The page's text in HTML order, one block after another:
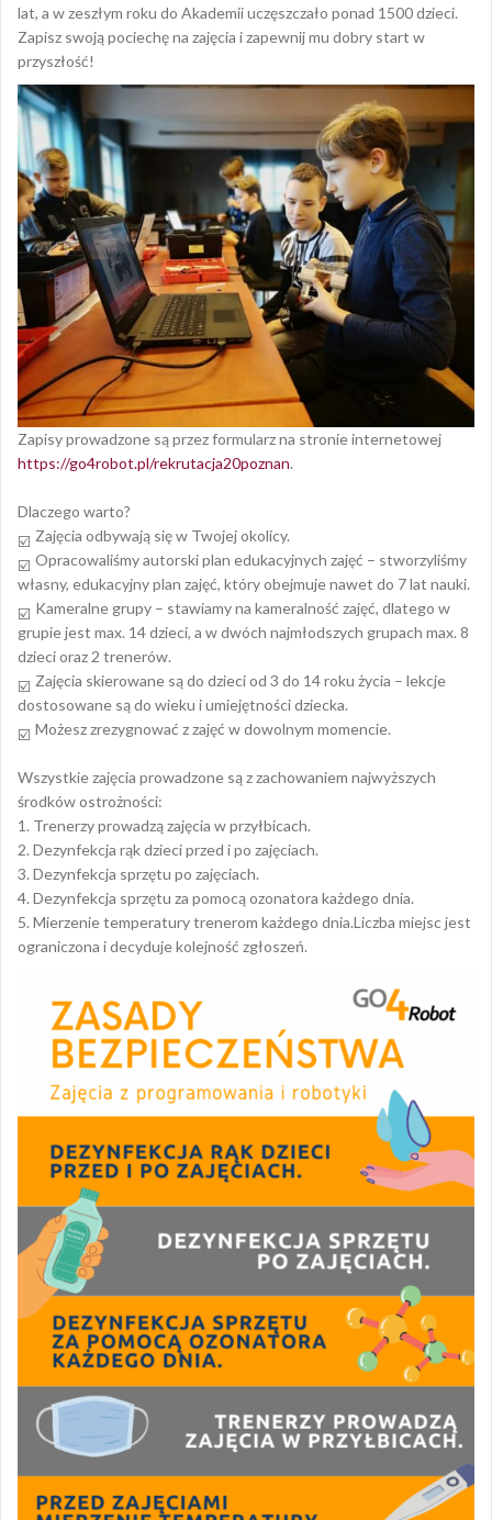
lat, a w zeszłym roku do Akademii uczęszczało ponad 1500 dzieci.
Zapisz swoją pociechę na zajęcia i zapewnij mu dobry start w
przyszłość!
Zapisy prowadzone są przez formularz na stronie internetowej
https://go4robot.pl/rekrutacja20poznan.
Dlaczego warto?
Zajęcia odbywają się w Twojej okolicy.
Opracowaliśmy autorski plan edukacyjnych zajęć – stworzyliśmy
własny, edukacyjny plan zajęć, który obejmuje nawet do 7 lat nauki.
Kameralne grupy – stawiamy na kameralność zajęć, dlatego w
grupie jest max. 14 dzieci, a w dwóch najmłodszych grupach max. 8
dzieci oraz 2 trenerów.
Zajęcia skierowane są do dzieci od 3 do 14 roku życia – lekcje
dostosowane są do wieku i umiejętności dziecka.
Możesz zrezygnować z zajęć w dowolnym momencie.
Wszystkie zajęcia prowadzone są z zachowaniem najwyższych
środków ostrożności:
1. Trenerzy prowadzą zajęcia w przyłbicach.
2. Dezynfekcja rąk dzieci przed i po zajęciach.
3. Dezynfekcja sprzętu po zajęciach.
4. Dezynfekcja sprzętu za pomocą ozonatora każdego dnia.
5. Mierzenie temperatury trenerom każdego dnia.Liczba miejsc jest
ograniczona i decyduje kolejność zgłoszeń.